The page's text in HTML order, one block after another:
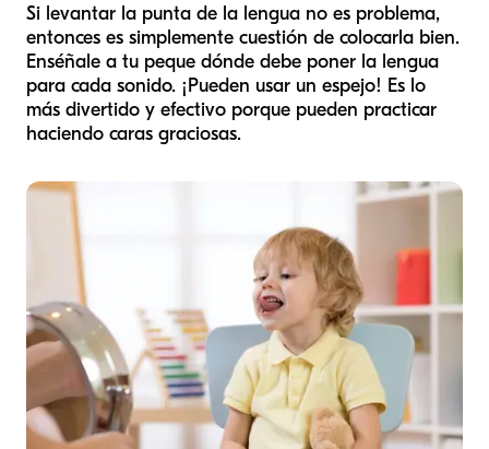
Si levantar la punta de la lengua no es problema,
entonces es simplemente cuestión de colocarla bien.
Enséñale a tu peque dónde debe poner la lengua
para cada sonido. ¡Pueden usar un espejo! Es lo
más divertido y efectivo porque pueden practicar
haciendo caras graciosas.